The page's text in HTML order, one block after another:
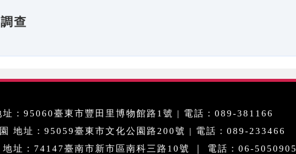
查
址：95060臺東市豐田里博物館路1號 | 電話：089-381166
地址：95059臺東市文化公園路200號 | 電話：089-233466
地址：74147臺南市新市區南科三路10號 ｜ 電話：06-5050905